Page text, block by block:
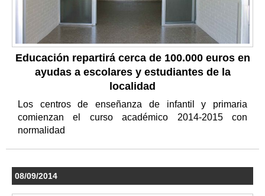
Educación repartirá cerca de 100.000 euros en
ayudas a escolares y estudiantes de la
localidad
Los centros de enseñanza de infantil y primaria
comienzan el curso académico 2014-2015 con
normalidad
08/09/2014